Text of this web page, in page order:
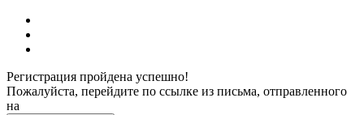
Регистрация пройдена успешно!
Пожалуйста, перейдите по ссылке из письма, отправленного
на